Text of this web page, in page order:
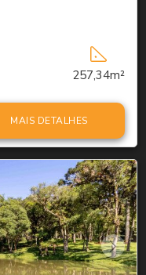
257,34m²
MAIS DETALHES